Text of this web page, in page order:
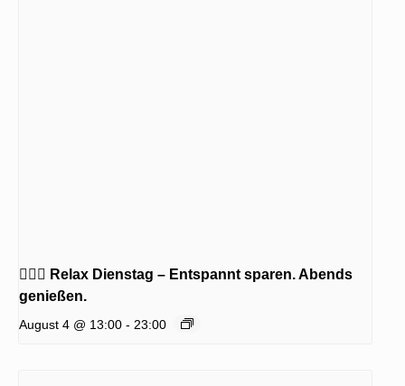
🧖‍♂️✨ Relax Dienstag – Entspannt sparen. Abends
genießen.
August 4 @ 13:00 - 23:00